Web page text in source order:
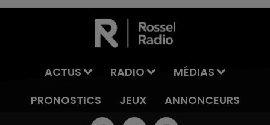
ACTUS RADIO
MÉDIAS
PRONOSTICS
JEUX ANNONCEURS